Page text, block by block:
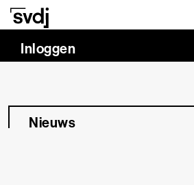
Naar hoofdinhoud
Inloggen
Nieuws